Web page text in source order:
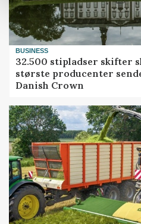
BUSINESS
32.500 stipladser skifter
største producenter
Danish Crown